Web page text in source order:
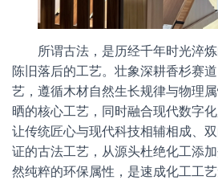
所谓古法，是历经千年时光淬
陈旧落后的工艺。壮象深耕香杉赛
艺，遵循木材自然生长规律与物理
晒的核心工艺，同时融合现代数字
让传统匠心与现代科技相辅相成、
证的古法工艺，从源头杜绝化工添
然纯粹的环保属性，是速成化工工艺